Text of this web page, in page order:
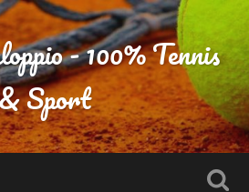
- 100% Tennis
Sport